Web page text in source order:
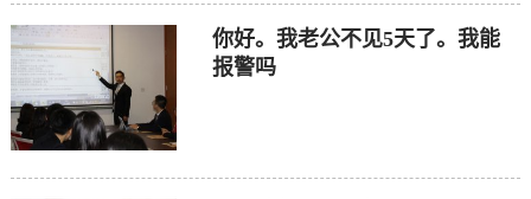
你好。我老公不见5天了。我能
报警吗